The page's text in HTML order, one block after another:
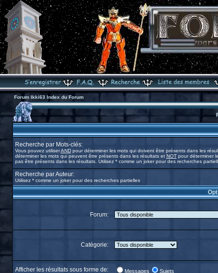
Forum Ikki63 Index du Forum
Recherche par Mots-clés:
Vous pouvez utiliserANDpour déterminer les mots qui doivent être présents dans les
déterminer les mots qui peuvent être présents dans les résultats et NOTpour déterminer
pas être présents dans les résultats. Utilisez * comme un joker pour des recherches
Recherche par Auteur:
Utilisez * comme un joker pour des recherches partielles
Forum:
Catégorie:
Afficher les résultats sous forme de: Messages Sujets